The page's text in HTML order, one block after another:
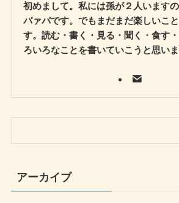
初めまして。私には孫が２人います
バァバです。でもまだまだ楽しいこ
す。読む・書く・見る・聞く・食す
ろいろなことを書いていこうと思いま
アーカイブ